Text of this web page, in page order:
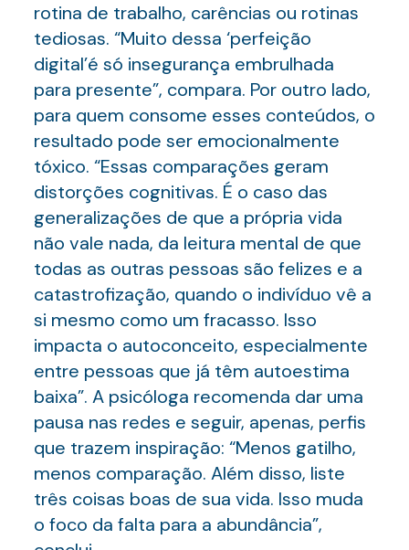
rotina de trabalho, carências ou rotinas
tediosas. “Muito dessa ‘perfeição
digital’é só insegurança embrulhada
para presente”, compara. Por outro lado,
para quem consome esses conteúdos, o
resultado pode ser emocionalmente
tóxico. “Essas comparações geram
distorções cognitivas. É o caso das
generalizações de que a própria vida
não vale nada, da leitura mental de que
todas as outras pessoas são felizes e a
catastrofização, quando o indivíduo vê a
si mesmo como um fracasso. Isso
impacta o autoconceito, especialmente
entre pessoas que já têm autoestima
baixa”. A psicóloga recomenda dar uma
pausa nas redes e seguir, apenas, perfis
que trazem inspiração: “Menos gatilho,
menos comparação. Além disso, liste
três coisas boas de sua vida. Isso muda
o foco da falta para a abundância”,